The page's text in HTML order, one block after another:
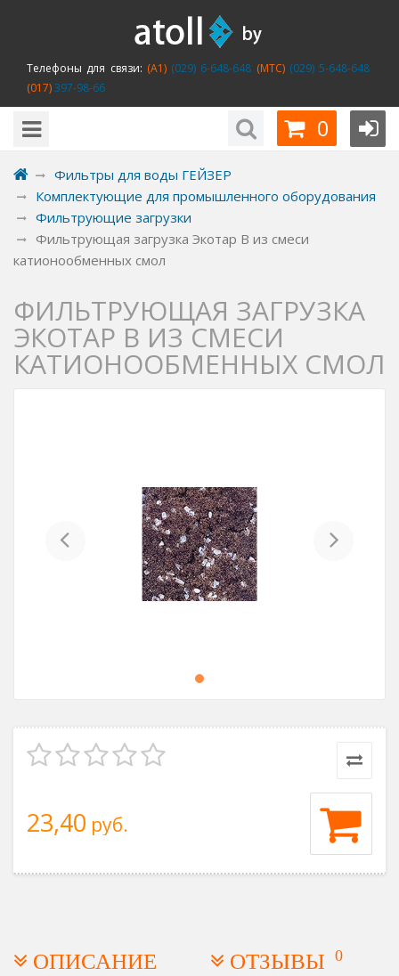
Телефоны для связи: (A1)(029) 6-648-648 (MTC)(029) 5-648-648
(017)397-98-66
0
Фильтры для воды ГЕЙЗЕР
Комплектующие для промышленного оборудования
Фильтрующие загрузки
Фильтрующая загрузка Экотар В из смеси
катионообменных смол
ФИЛЬТРУЮЩАЯ ЗАГРУЗКА
ЭКОТАР В ИЗ СМЕСИ
КАТИОНООБМЕННЫХ СМОЛ
Previous
23,40 руб.
ОПИСАНИЕ ОТЗЫВЫ 0